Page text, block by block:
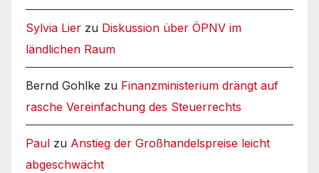
Sylvia Lier zu Diskussion über ÖPNV im
ländlichen Raum
Bernd Gohlke zu Finanzministerium drängt auf
rasche Vereinfachung des Steuerrechts
Paul zu Anstieg der Großhandelspreise leicht
abgeschwächt